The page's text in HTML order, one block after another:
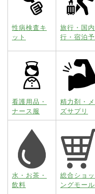
性病検査キ
ット
旅行・国
行・宿泊
看護用品・
ナース服
精力剤・
ズサプリ
水・お茶・
飲料
総合ショ
ングモール